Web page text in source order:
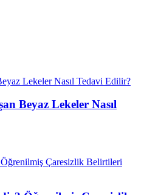
Beyaz Lekeler Nasıl